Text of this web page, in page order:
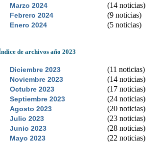
Marzo 2024 (14 noticias)
Febrero 2024 (9 noticias)
Enero 2024 (5 noticias)
de archivos año 2023
Diciembre 2023 (11 noticias)
Noviembre 2023 (14 noticias)
Octubre 2023 (17 noticias)
Septiembre 2023 (24 noticias)
Agosto 2023 (20 noticias)
Julio 2023 (23 noticias)
Junio 2023 (28 noticias)
Mayo 2023 (22 noticias)